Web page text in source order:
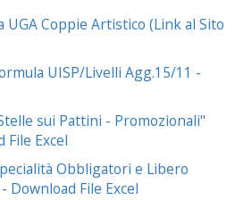
UGA Coppie Artistico (Link al Sito
UISP/Livelli Agg.15/11 -
sui Pattini - Promozionali"
File Excel
Obbligatori e Libero
Download File Excel